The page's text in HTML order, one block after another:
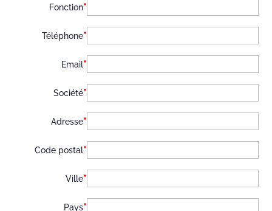
Fonction*
Téléphone*
Email*
Société*
Adresse*
Code postal*
Ville*
Pays*